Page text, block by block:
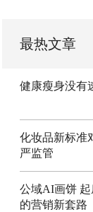
最热文章
健康瘦身没有
化妆品新标准
严监管
公域AI画饼 起
的营销新套路